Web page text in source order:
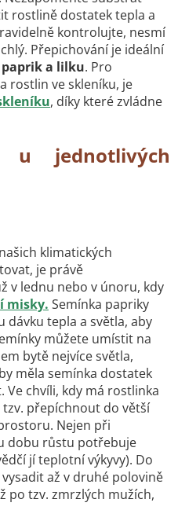
rostlině dostatek tepla a
kontrolujte, nesmí
Přepichování je ideální
a lilku. Pro
rostlin ve skleníku, je
, díky které zvládne
u jednotlivých
klimatických
je právě
v lednu nebo v únoru, kdy
misky. Semínka papriky
tepla a světla, aby
můžete umístit na
bytě nejvíce světla,
měla semínka dostatek
chvíli, kdy má rostlinka
přepíchnout do větší
Nejen při
dobu růstu potřebuje
jí teplotní výkyvy). Do
až v druhé polovině
po tzv. zmrzlých mužích,